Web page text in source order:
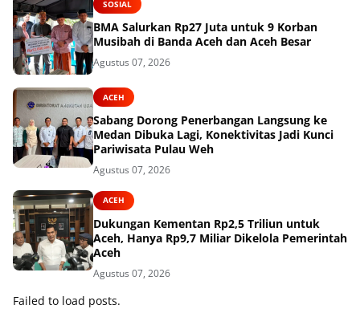
SOSIAL
BMA Salurkan Rp27 Juta untuk 9 Korban
Musibah di Banda Aceh dan Aceh Besar
Agustus 07, 2026
ACEH
Sabang Dorong Penerbangan Langsung ke
Medan Dibuka Lagi, Konektivitas Jadi Kunci
Pariwisata Pulau Weh
Agustus 07, 2026
ACEH
Dukungan Kementan Rp2,5 Triliun untuk
Aceh, Hanya Rp9,7 Miliar Dikelola Pemerintah
Aceh
Agustus 07, 2026
Failed to load posts.